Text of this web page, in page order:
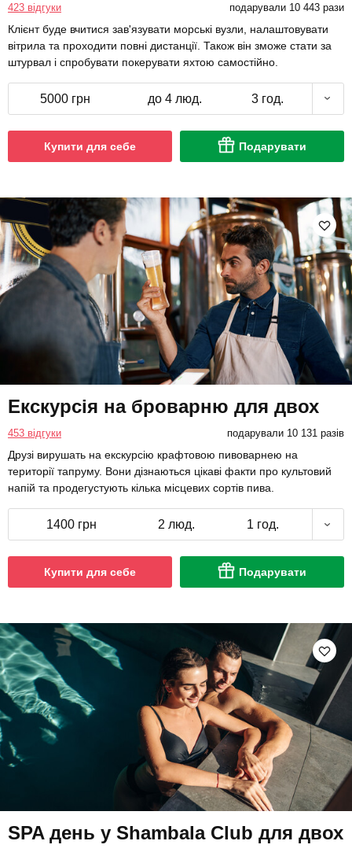
423 відгуки подарували 10 443 рази
Клієнт буде вчитися зав'язувати морські вузли, налаштовувати
вітрила та проходити повні дистанції. Також він зможе стати за
штурвал і спробувати покерувати яхтою самостійно.
5000 грн до 4 люд. 3 год.
Купити для себе Подарувати
Екскурсія на броварню для двох
453 відгуки подарували 10 131 разів
Друзі вирушать на екскурсію крафтовою пивоварнею на
території тапруму. Вони дізнаються цікаві факти про культовий
напій та продегустують кілька місцевих сортів пива.
1400 грн 2 люд. 1 год.
Купити для себе Подарувати
SPA день у Shambala Club для двох